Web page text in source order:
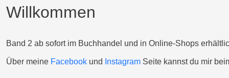
Willkommen
Band 2 ab sofort im Buchhandel und in Online-Shops
Über meine Facebook und Instagram Seite kannst du mir